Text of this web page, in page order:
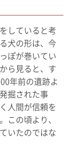
していると考
犬の形は、今
ぽが巻いてい
ら見ると、す
年前の遺跡よ
掘された事
人間が信頼を
この頃より、
いたのではな